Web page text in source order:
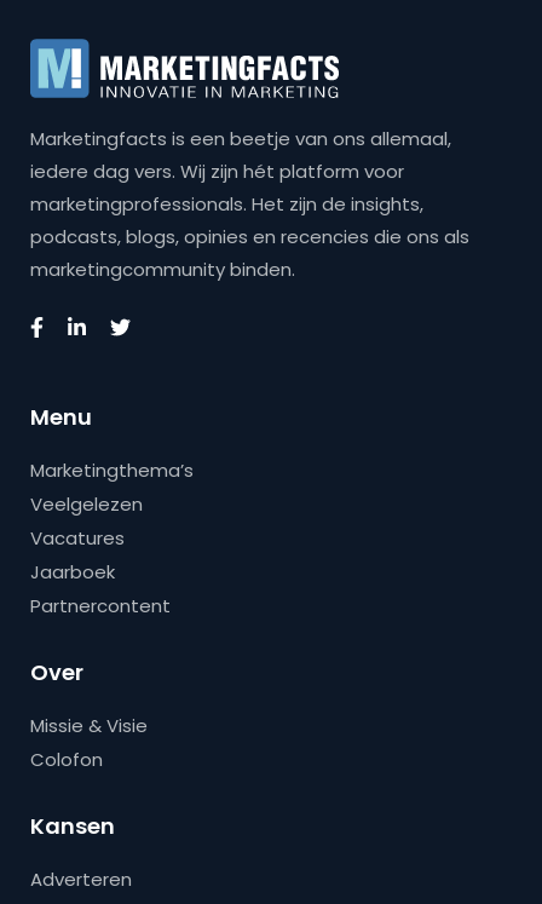
Marketingfacts is een beetje van ons allemaal,
iedere dag vers. Wij zijn hét platform voor
marketingprofessionals. Het zijn de insights,
podcasts, blogs, opinies en recencies die ons als
marketingcommunity binden.
Menu
Marketingthema’s
Veelgelezen
Vacatures
Jaarboek
Partnercontent
Over
Missie & Visie
Colofon
Kansen
Adverteren